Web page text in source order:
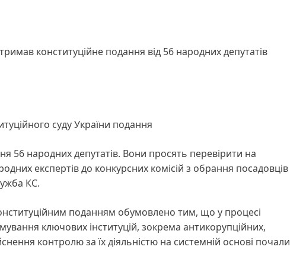
конституційне подання від 56 народних депутатів
суду України подання
56 народних депутатів. Вони просять перевірити на
експертів до конкурсних комісій з обрання посадовців
КС.
поданням обумовлено тим, що у процесі
ключових інституцій, зокрема антикорупційних,
контролю за їх діяльністю на системній основі почали